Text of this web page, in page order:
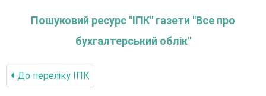
Пошуковий ресурс "ІПК" газети "Все про
бухгалтерський облік"
До переліку IПК